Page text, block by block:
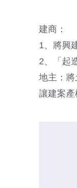
建商：
1、將興
2、「起
地主：
讓建案